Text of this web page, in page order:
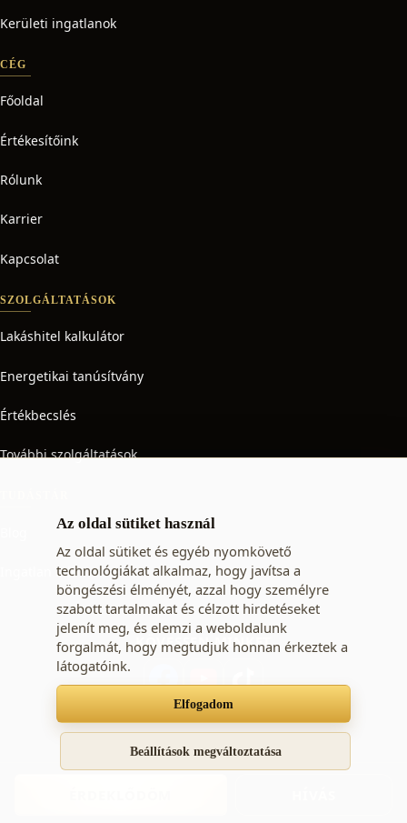
Az oldal sütiket használ
Az oldal sütiket és egyéb nyomkövető
technológiákat alkalmaz, hogy javítsa a
böngészési élményét, azzal hogy személyre
szabott tartalmakat és célzott hirdetéseket
jelenít meg, és elemzi a weboldalunk
forgalmát, hogy megtudjuk honnan érkeztek a
látogatóink.
Elfogadom
Beállítások megváltoztatása
Kerületi ingatlanok
CÉG
Főoldal
Értékesítőink
Rólunk
Karrier
Kapcsolat
SZOLGÁLTATÁSOK
Lakáshitel kalkulátor
Energetikai tanúsítvány
Értékbecslés
További szolgáltatások
Ingatlan adó
KÖVESSEN MINKET
Süti beállításokAdatkezelési tájékoztató